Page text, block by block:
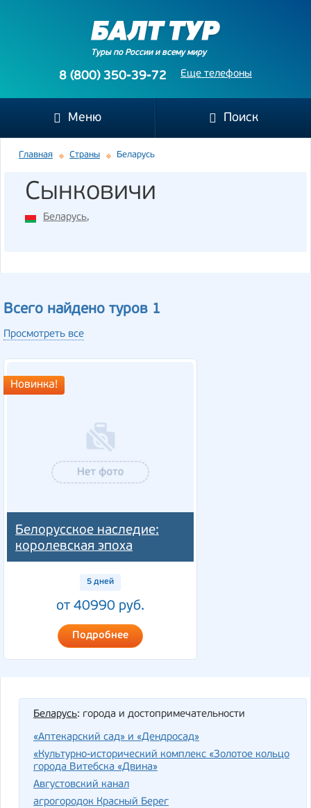
Туры по России и всему миру
Еще телефоны
8 (800) 350-39-72
Меню Поиск
Главная Страны Беларусь
Сынковичи
Беларусь,
Всего найдено туров 1
Просмотреть все
Белорусское наследие:
королевская эпоха
Новинка!
5 дней
от 40990 руб.
Подробнее
Беларусь: города и достопримечательности
«Аптекарский сад» и «Дендросад»
«Культурно-исторический комплекс «Золотое кольцо
города Витебска «Двина»
Августовский канал
агрогородок Красный Берег